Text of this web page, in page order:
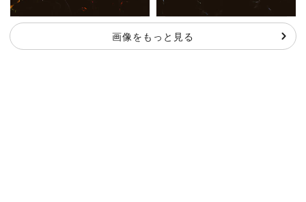
画像をもっと見る